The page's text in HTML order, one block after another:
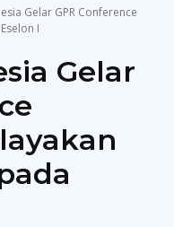
Gelar GPR Conference
I
Gelar